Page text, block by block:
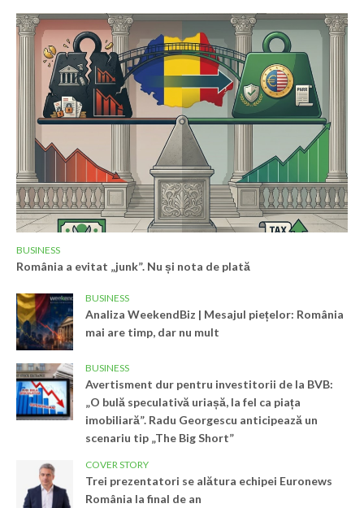
BUSINESS
România a evitat „junk”. Nu și nota de plată
BUSINESS
Analiza WeekendBiz | Mesajul piețelor: România
mai are timp, dar nu mult
BUSINESS
Avertisment dur pentru investitorii de la BVB:
„O bulă speculativă uriașă, la fel ca piața
imobiliară”. Radu Georgescu anticipează un
scenariu tip „The Big Short”
COVER STORY
Trei prezentatori se alătura echipei Euronews
România la final de an